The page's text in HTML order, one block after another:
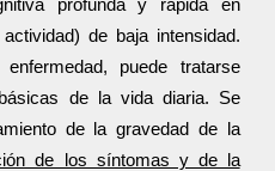
profunda y rápida en
de baja intensidad.
puede tratarse
de la vida diaria. Se
de la gravedad de la
de los síntomas y de la